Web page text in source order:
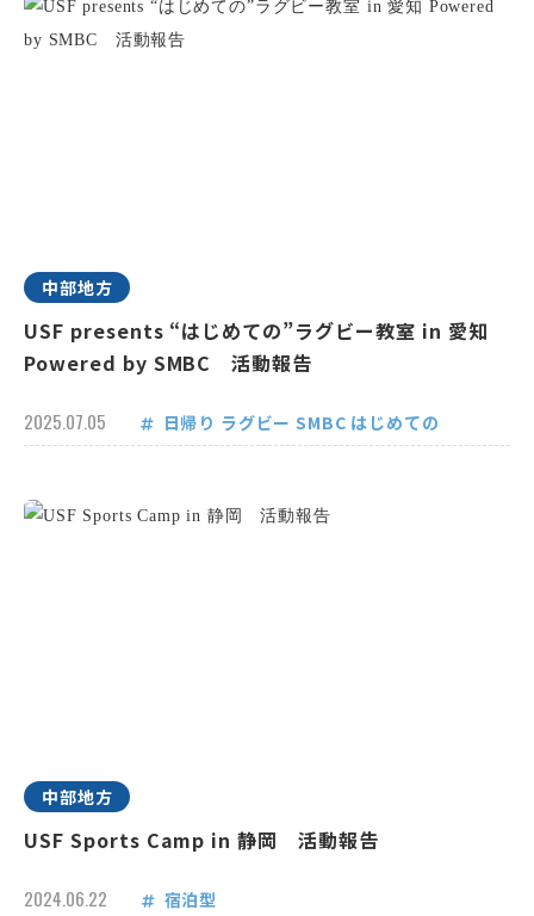
中部地方
USF presents “はじめての”ラグビー教室 in 愛知
Powered by SMBC 活動報告
2025.07.05 日帰り ラグビー SMBC はじめての
中部地方
USF Sports Camp in 静岡 活動報告
2024.06.22 宿泊型